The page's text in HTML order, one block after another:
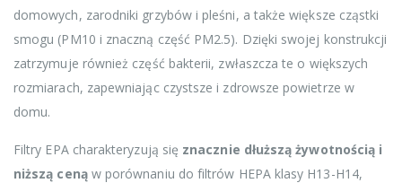
domowych, zarodniki grzybów i pleśni, a także większe cząstki
smogu (PM10 i znaczną część PM2.5). Dzięki swojej konstrukcji
zatrzymuje również część bakterii, zwłaszcza te o większych
rozmiarach, zapewniając czystsze i zdrowsze powietrze w
domu.
Filtry EPA charakteryzują się znacznie dłuższą żywotnością i
niższą cenąw porównaniu do filtrów HEPA klasy H13-H14,